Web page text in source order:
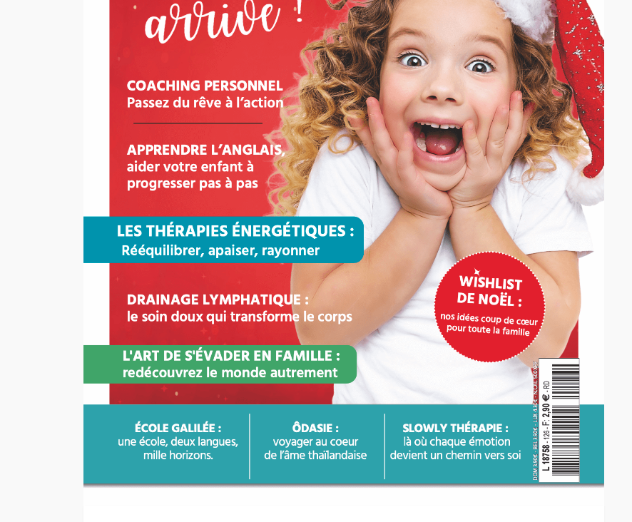
ACTUALITÉ BEAUTÉ SHOPPING
My Color match – La
colorimétrie pour révéler
Justine Laplaud 293
BLOG
Revenir à l’essentiel pour se
reconnecter à soi
Justine Laplaud